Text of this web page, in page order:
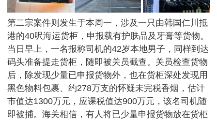
第二宗案件则发生于本周一，涉及一只由韩国仁川抵
港的40呎海运货柜，申报载有护肤品及牙膏等货物。
当日早上，一名报称司机的42岁本地男子，同样到达
码头准备提走货柜，随即被关员截查。关员检查货物
后，除发现少量已申报货物外，也在货柜深处发现用
黑色物料包裹、约278万支的怀疑未完税香烟，估计
市值达1300万元，应课税值达900万元，该名司机随
即被捕。海关相信，有人将已少量申报货物放在货柜